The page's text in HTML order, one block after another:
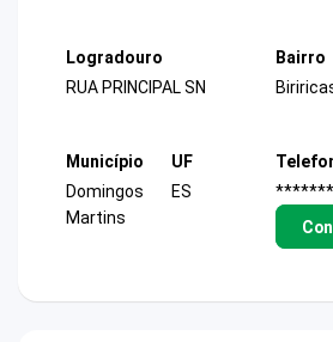
Logradouro
RUA PRINCIPAL SN
Bairro
Município
Domingos
Martins
UF
ES